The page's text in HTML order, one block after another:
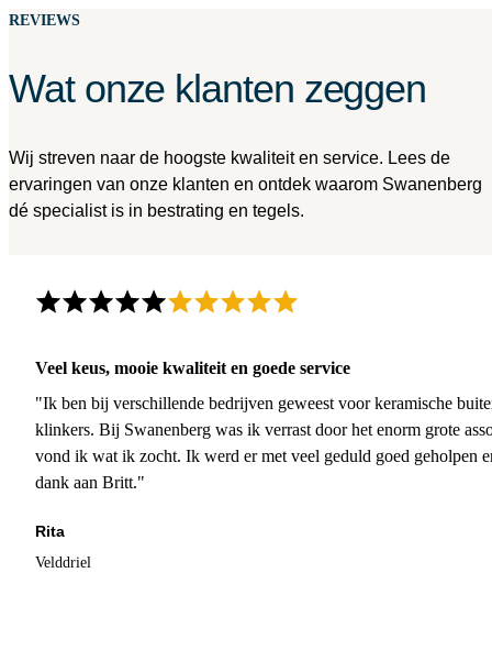
REVIEWS
Wat onze klanten zeggen
Wij streven naar de hoogste kwaliteit en service. Lees de
ervaringen van onze klanten en ontdek waarom Swanenberg
dé specialist is in bestrating en tegels.
Veel keus, mooie kwaliteit en goede service
"Ik ben bij verschillende bedrijven geweest voor keramische
klinkers. Bij Swanenberg was ik verrast door het enorm grote
vond ik wat ik zocht. Ik werd er met veel geduld goed geholpen
dank aan Britt."
Rita
Velddriel